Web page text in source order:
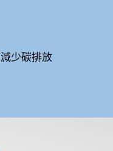
少碳排放